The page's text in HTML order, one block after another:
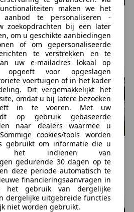
Honda Beat
€ 9.995
85.654 km, 06/1992
DEN HAAG, NL
Daihatsu Copen
€ 14.950
43.584 km, 10/2004
TWELLO, NL
maken we het
te personaliseren -
zoekopdrachten bij een later
om u geschikte aanbiedingen
of om gepersonaliseerde
te verstrekken en te
uw e-mailadres lokaal op
voor opgeslagen
voertuigen of in het kader
Dit vergemakkelijkt het
omdat u bij latere bezoeken
in te voeren. Met uw
op gebruik gebaseerde
naar dealers waarmee u
cookies/tools worden
gebruikt om informatie die u
het indienen van
gedurende 30 dagen op te
deze periode automatisch te
financieringsaanvragen in
het gebruik van dergelijke
dergelijke uitgebreide functies
niet worden gebruikt.